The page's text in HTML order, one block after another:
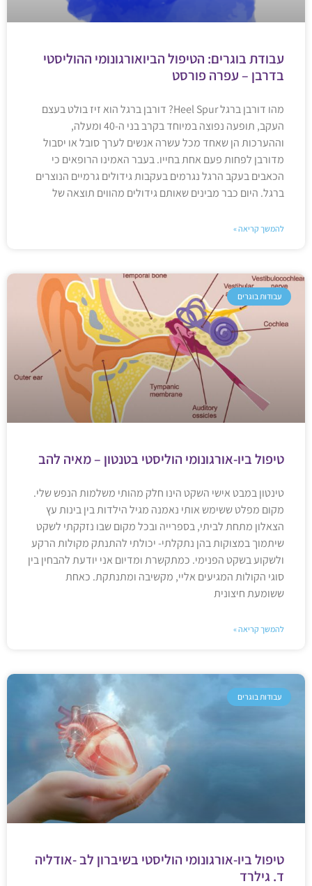
עבודת בוגרים: הטיפול הביואורגונומי ההוליסטי
בדרבן – עפרה פורסט
מהו דורבן ברגל Heel Spur? דורבן ברגל הוא זיז בולט בעצם
העקב, תופעה נפוצה במיוחד בקרב בני ה-40 ומעלה,
וההערכות הן שאחד מכל עשרה אנשים לערך סובל או יסבול
מדורבן לפחות פעם אחת בחייו. בעבר האמינו הרופאים כי
הכאבים בעקב הרגל נגרמים בעקבות גידולים גרמיים הנוצרים
ברגל. היום כבר מבינים שאותם גידולים מהווים תוצאה של
להמשך קריאה »
עבודות בוגרים
טיפול ביו-אורגונומי הוליסטי בטנטון – מאיה להב
טינטון במבט אישי השקט הינו חלק מהותי משלמות הנפש שלי.
מקום מפלט ששימש אותי נאמנה מגיל הילדות בין בינות עץ
הצאלון מתחת לביתי, בספרייה ובכל מקום שבו נזקקתי לשקט
שיתמוך במצוקות בהן נתקלתי- יכולתי להתנתק מקולות הרקע
ולשקוע בשקט הפנימי. כמתקשרת ומדיום אני יודעת להבחין בין
סוגי הקולות המגיעים אליי, מקשיבה ומתנתקת. כאחת
ששומעת חיצונית
להמשך קריאה »
עבודות בוגרים
טיפול ביו-אורגונומי הוליסטי בשיברון לב -אודליה
ד. גילרד